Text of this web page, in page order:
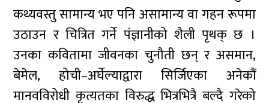
कथ्यवस्तु सामान्य भए पनि असामान्य वा गहन रूपमा
उठाउन र चित्रित गर्ने पंज्ञानीको शैली पृथक् छ ।
उनका कवितामा जीवनका चुनौती छन् र असमान,
बेमेल, होची–अर्घेल्याद्वारा सिर्जिएका अनेकौं
मानवविरोधी कृत्यतका विरुद्ध भित्रभित्रै बल्दै गरेको